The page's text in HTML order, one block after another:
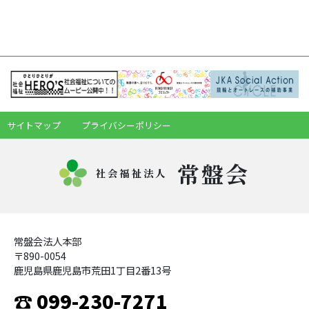
サイトマップ プライバシーポリシー
社会福祉法人 常盤会
常盤会法人本部
〒890-0054
鹿児島県鹿児島市荒田1丁目2番13号
☎ 099-230-7271